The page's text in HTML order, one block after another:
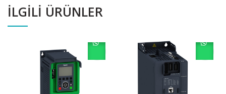
İLGILI ÜRÜNLER